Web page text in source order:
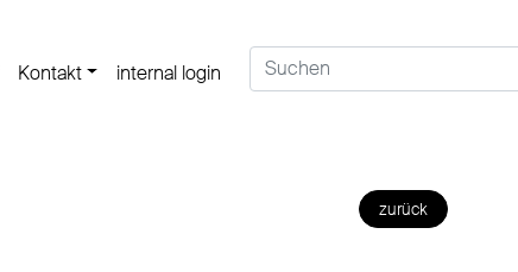
Kontakt internal login
zurück